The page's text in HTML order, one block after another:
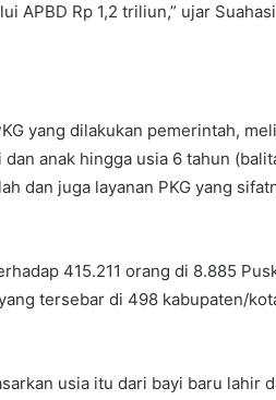
APBD Rp 1,2 triliun,” ujar
yang dilakukan pemerintah,
anak hingga usia 6 tahun
dan juga layanan PKG yang
415.211 orang di 8.885
tersebar di 498 kabupaten/
usia itu dari bayi baru lahir